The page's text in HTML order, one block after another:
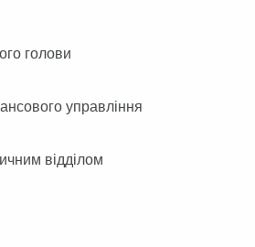
голови
управління
відділом